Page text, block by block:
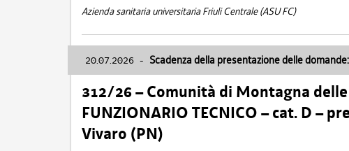
Azienda sanitaria universitaria Friuli Centrale (ASU FC)
20.07.2026 - Scadenza della presentazione delle
312/26 – Comunità di Montagna
FUNZIONARIO TECNICO – cat. D –
Vivaro (PN)